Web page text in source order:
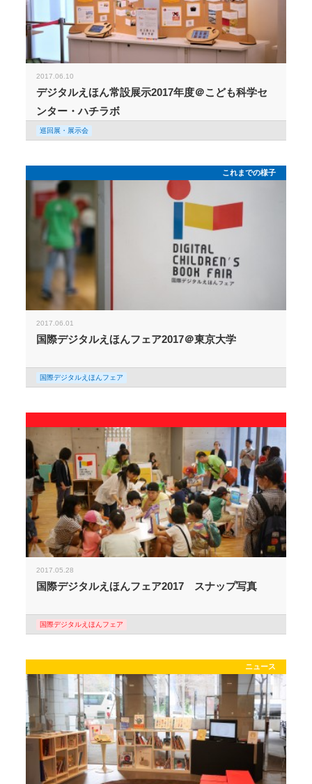
2017.06.10
デジタルえほん常設展示2017年度＠こども科学セ
ンター・ハチラボ
巡回展・展示会
これまでの様子
2017.06.01
国際デジタルえほんフェア2017＠東京大学
国際デジタルえほんフェア
2017.05.28
国際デジタルえほんフェア2017 スナップ写真
国際デジタルえほんフェア
ニュース